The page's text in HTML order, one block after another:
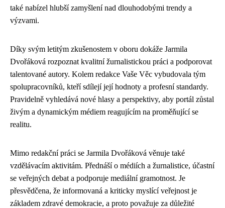
také nabízel hlubší zamyšlení nad dlouhodobými trendy a
výzvami.
Díky svým letitým zkušenostem v oboru dokáže Jarmila
Dvořáková rozpoznat kvalitní žurnalistickou práci a podporovat
talentované autory. Kolem redakce Vaše Věc vybudovala tým
spolupracovníků, kteří sdílejí její hodnoty a profesní standardy.
Pravidelně vyhledává nové hlasy a perspektivy, aby portál zůstal
živým a dynamickým médiem reagujícím na proměňující se
realitu.
Mimo redakční práci se Jarmila Dvořáková věnuje také
vzdělávacím aktivitám. Přednáší o médiích a žurnalistice, účastní
se veřejných debat a podporuje mediální gramotnost. Je
přesvědčena, že informovaná a kriticky myslící veřejnost je
základem zdravé demokracie, a proto považuje za důležité